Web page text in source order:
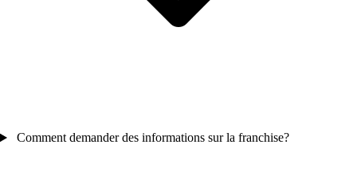
Comment demander des informations sur la franchise?